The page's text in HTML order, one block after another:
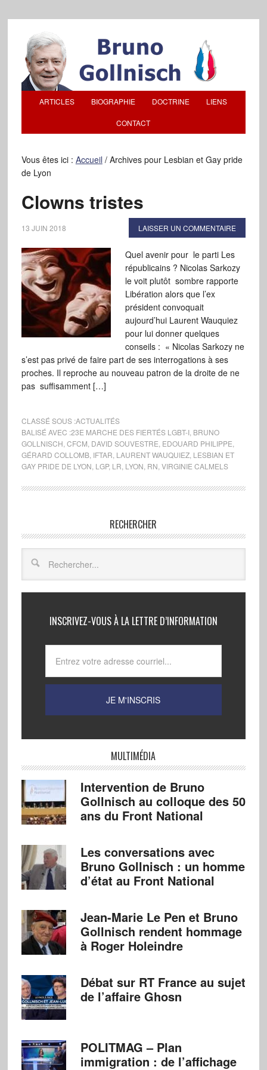
ARTICLES BIOGRAPHIE DOCTRINE LIENS
CONTACT
Vous êtes ici : Accueil /Archives pour Lesbian et Gay pride
de Lyon
Clowns tristes
13 JUIN 2018 LAISSER UN COMMENTAIRE
Quel avenir pour le parti Les
républicains ? Nicolas Sarkozy
le voit plutôt sombre rapporte
Libération alors que l’ex
président convoquait
aujourd’hui Laurent Wauquiez
pour lui donner quelques
conseils : « Nicolas Sarkozy ne
s’est pas privé de faire part de ses interrogations à ses
proches. Il reproche au nouveau patron de la droite de ne
pas suffisamment […]
CLASSÉ SOUS :ACTUALITÉS
BALISÉ AVEC :23E MARCHE DES FIERTÉS LGBT-I, BRUNO
GOLLNISCH CFCM DAVID SOUVESTRE EDOUARD PHILIPPE
GÉRARD COLLOMB, IFTAR LAURENT WAUQUIEZ, LESBIAN ET
GAY PRIDE DE LYON LGP, LR LYON RN VIRGINIE CALMELS
RECHERCHER
INSCRIVEZ-VOUS À LA LETTRE D’INFORMATION
MULTIMÉDIA
Intervention de Bruno
Gollnisch au colloque des 50
ans du Front National
Les conversations avec
Bruno Gollnisch : un homme
d’état au Front National
Jean-Marie Le Pen et Bruno
Gollnisch rendent hommage
à Roger Holeindre
Débat sur RT France au sujet
de l’affaire Ghosn
POLITMAG – Plan
immigration : de l’affichage